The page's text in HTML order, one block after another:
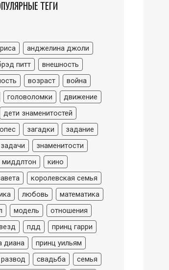
ТЕГИ
анджелина джоли
питт
внешность
возраст
война
головоломки
движение
дети знаменитостей
загадки
задание
задачи
знаменитости
миддлтон
кино
королевская семья
любовь
математика
модель
отношения
пдд
принц гарри
диана
принц уильям
развод свадьба
семья